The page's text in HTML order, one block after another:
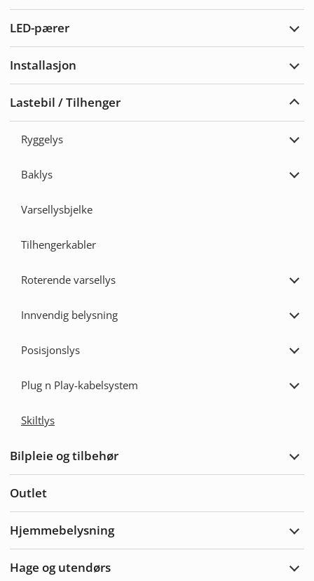
LED-pærer
Utvid
Installasjon
Utvid
Lastebil / Tilhenger
Utvid
Ryggelys
Utvid
Baklys
Utvid
Varsellysbjelke
Tilhengerkabler
Roterende varsellys
Utvid
Innvendig belysning
Utvid
Posisjonslys
Utvid
Plug n Play-kabelsystem
Utvid
Skiltlys
Bilpleie og tilbehør
Utvid
Outlet
Hjemmebelysning
Utvid
Hage og utendørs
Utvid